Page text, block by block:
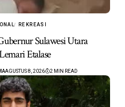
REKREASI
Sulawesi Utara
Etalase
AGUSTUS 8, 2026 2 MIN READ